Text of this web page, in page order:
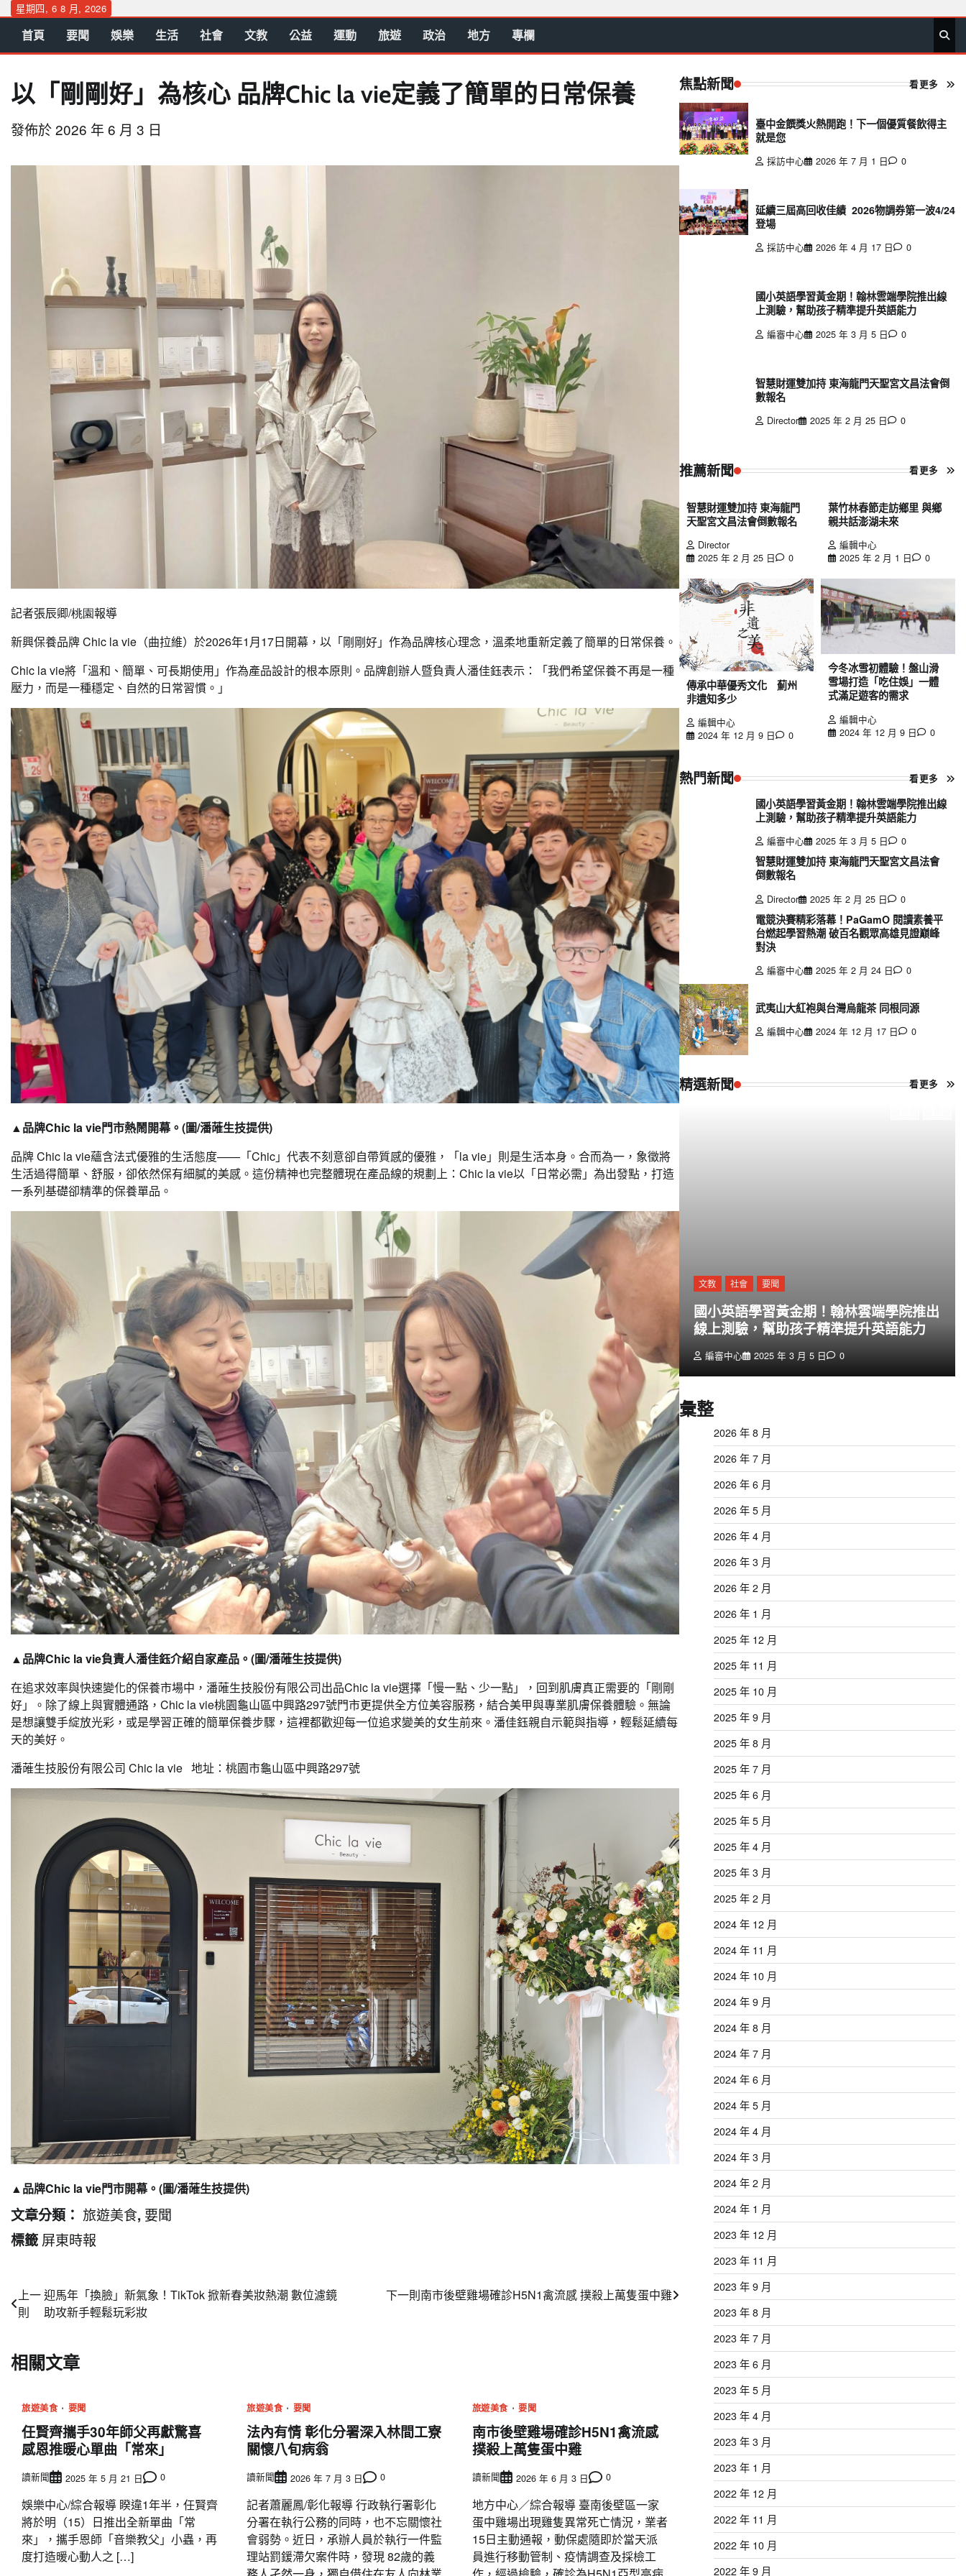
Skip
content
星期四, 6 8 月, 2026
首 要 娛 生 社 文 公 運 旅 政 地
方
專
欄
首頁 要聞 娛樂 生活 社會 文教 公益 運動 旅遊 政治 地方 專欄
以「剛剛好」為核心 品牌Chic la vie定義了簡單的日常保養
發佈於2026 年 6 月 3 日
記者張辰卿/桃園報導
新興保養品牌 Chic la vie（曲拉維）於2026年1月17日開幕，以「剛剛好」作為品牌核心理念，溫柔地重新定義了簡單的日常保養。
Chic la vie將「溫和、簡單、可長期使用」作為產品設計的根本原則。品牌創辦人暨負責人潘佳鈺表示：「我們希望保養不再是一種
壓力，而是一種穩定、自然的日常習慣。」
▲品牌Chic la vie門市熱鬧開幕。(圖/潘蓶生技提供)
品牌 Chic la vie蘊含法式優雅的生活態度——「Chic」代表不刻意卻自帶質感的優雅，「la vie」則是生活本身。合而為一，象徵將
生活過得簡單、舒服，卻依然保有細膩的美感。這份精神也完整體現在產品線的規劃上：Chic la vie以「日常必需」為出發點，打造
一系列基礎卻精準的保養單品。
▲品牌Chic la vie負責人潘佳鈺介紹自家產品。(圖/潘蓶生技提供)
在追求效率與快速變化的保養市場中，潘蓶生技股份有限公司出品Chic la vie選擇「慢一點、少一點」，回到肌膚真正需要的「剛剛
好」。除了線上與實體通路，Chic la vie桃園龜山區中興路297號門市更提供全方位美容服務，結合美甲與專業肌膚保養體驗。無論
是想讓雙手綻放光彩，或是學習正確的簡單保養步驟，這裡都歡迎每一位追求變美的女生前來。潘佳鈺親自示範與指導，輕鬆延續每
天的美好。
潘蓶生技股份有限公司 Chic la vie 地址：桃園市龜山區中興路297號
▲品牌Chic la vie門市開幕。(圖/潘蓶生技提供)
文章分類： 旅遊美食, 要聞
標籤 屏東時報
文
章
導
覽
上一
則
迎馬年「換臉」新氣象！TikTok 掀新春美妝熱潮 數位濾鏡
助攻新手輕鬆玩彩妝
下一則南市後壁雞場確診H5N1禽流感 撲殺上萬隻蛋中雞
相關文章
旅遊美食 要聞
任賢齊攜手30年師父再獻驚喜
感恩推暖心單曲「常來」
讀新聞 2025 年 5 月 21 日 0
娛樂中心/綜合報導 睽違1年半，任賢齊
將於明（15）日推出全新單曲「常
來」，攜手恩師「音樂教父」小蟲，再
度打造暖心動人之 […]
旅遊美食 要聞
法內有情 彰化分署深入林間工寮
關懷八旬病翁
讀新聞 2026 年 7 月 3 日 0
記者蕭麗鳳/彰化報導 行政執行署彰化
分署在執行公務的同時，也不忘關懷社
會弱勢。近日，承辦人員於執行一件監
理站罰鍰滯欠案件時，發現 82歲的義
旅遊美食 要聞
南市後壁雞場確診H5N1禽流感
撲殺上萬隻蛋中雞
讀新聞 2026 年 6 月 3 日 0
地方中心／綜合報導 臺南後壁區一家
蛋中雞場出現雞隻異常死亡情況，業者
15日主動通報，動保處隨即於當天派
員進行移動管制、疫情調查及採檢工
焦點新聞 看更多
臺中金饌獎火熱開跑！下一個優質餐飲得主
就是您
採訪中心 2026 年 7 月 1 日 0
延續三屆高回收佳績 2026物調券第一波4/24
登場
採訪中心 2026 年 4 月 17 日 0
國小英語學習黃金期！翰林雲端學院推出線
上測驗，幫助孩子精準提升英語能力
編審中心 2025 年 3 月 5 日 0
智慧財運雙加持 東海龍門天聖宮文昌法會倒
數報名
Director 2025 年 2 月 25 日 0
推薦新聞 看更多
智慧財運雙加持 東海龍門
天聖宮文昌法會倒數報名
Director
2025 年 2 月 25 日
0
葉竹林春節走訪鄉里 與鄉
親共話澎湖未來
編輯中心
2025 年 2 月 1 日
0
傳承中華優秀文化 薊州
非遺知多少
編輯中心
2024 年 12 月 9 日
0
今冬冰雪初體驗！盤山滑
雪場打造「吃住娛」一體
式滿足遊客的需求
編輯中心
2024 年 12 月 9 日
0
熱門新聞 看更多
國小英語學習黃金期！翰林雲端學院推出線
上測驗，幫助孩子精準提升英語能力
編審中心 2025 年 3 月 5 日 0
智慧財運雙加持 東海龍門天聖宮文昌法會
倒數報名
Director 2025 年 2 月 25 日 0
電競決賽精彩落幕！PaGamO 閱讀素養平
台燃起學習熱潮 破百名觀眾高雄見證巔峰
對決
編審中心 2025 年 2 月 24 日 0
武夷山大紅袍與台灣烏龍茶 同根同源
編輯中心 2024 年 12 月 17 日 0
精選新聞 看更多
要聞
名間高山茶製茶第三代[融合]政和白茶 創
立國際新品牌
編輯中心 2024 年 12 月 17 日
文教 社會 要聞
國小英語學習黃金期！翰林雲端學院推出
線上測驗，幫助孩子精準提升英語能力
編審中心 2025 年 3 月 5 日 0
彙整
2026 年 8 月
2026 年 7 月
2026 年 6 月
2026 年 5 月
2026 年 4 月
2026 年 3 月
2026 年 2 月
2026 年 1 月
2025 年 12 月
2025 年 11 月
2025 年 10 月
2025 年 9 月
2025 年 8 月
2025 年 7 月
2025 年 6 月
2025 年 5 月
2025 年 4 月
2025 年 3 月
2025 年 2 月
2024 年 12 月
2024 年 11 月
2024 年 10 月
2024 年 9 月
2024 年 8 月
2024 年 7 月
2024 年 6 月
2024 年 5 月
2024 年 4 月
2024 年 3 月
2024 年 2 月
2024 年 1 月
2023 年 12 月
2023 年 11 月
2023 年 9 月
2023 年 8 月
2023 年 7 月
2023 年 6 月
2023 年 5 月
2023 年 4 月
2023 年 3 月
2023 年 1 月
2022 年 12 月
2022 年 11 月
2022 年 10 月
2022 年 9 月